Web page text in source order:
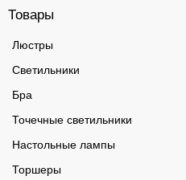
Товары
Люстры
Светильники
Бра
Точечные светильники
Настольные лампы
Торшеры